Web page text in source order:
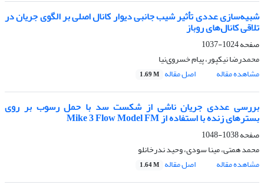
شبیه‌سازی عددی تأثیر شیب جانبی دیوار کانال اصلی بر الگوی جریان در
تلاقی کانال‌های روباز
صفحه1024-1037
محمدرضا نیکپور، پیام خسروی‌نیا
مشاهده مقاله
اصل مقاله 1.69 M
بررسی عددی جریان ناشی از شکست سد با حمل رسوب بر روی
بسترهای زنده با استفاده از Mike 3 Flow Model FM
صفحه1038-1048
محمد همتی، مینا سودی، وحید ندرخانلو
مشاهده مقاله
اصل مقاله 1.64 M